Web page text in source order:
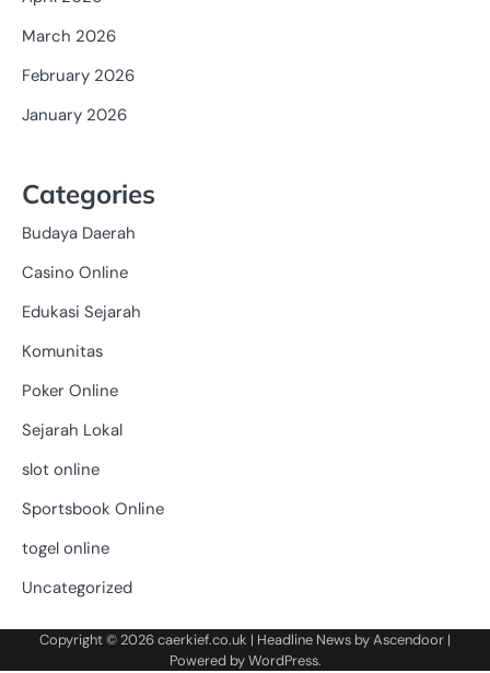
March 2026
February 2026
January 2026
Categories
Budaya Daerah
Casino Online
Edukasi Sejarah
Komunitas
Poker Online
Sejarah Lokal
slot online
Sportsbook Online
togel online
Uncategorized
Copyright © 2026caerkief.co.uk | Headline News byAscendoor |
Powered byWordPress.